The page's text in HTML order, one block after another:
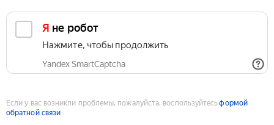
Я не робот
Нажмите, чтобы продолжить
Yandex SmartCaptcha
Если у вас возникли проблемы, пожалуйста, воспользуйтесьформой
обратной связи